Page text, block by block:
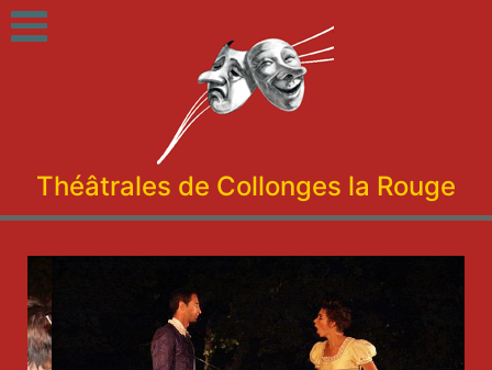
Théâtrales de Collonges la Rouge